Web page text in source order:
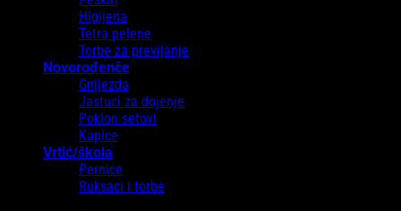
Higijena
Tetra pelene
Torbe za previjanje
Novorođenče
Gnijezda
Jastuci za dojenje
Poklon setovi
Kapice
Vrtić/škola
Pernice
Ruksaci i torbe